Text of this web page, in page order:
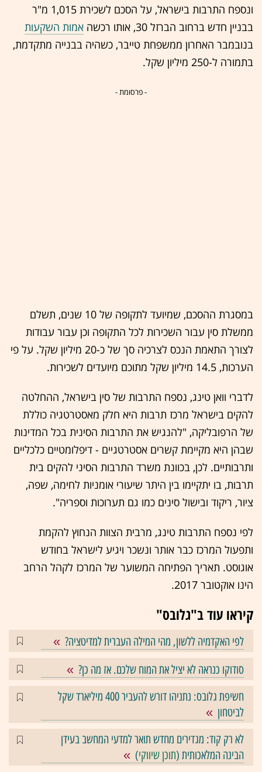
ונספח התרבות בישראל, על הסכם לשכירת 1,015 מ"ר
בבניין חדש ברחוב הברזל 30, אותו רכשה
אמות השקעות
בנובמבר האחרון ממשפחת טייבר, כשהיה בבנייה מתקדמת,
בתמורה ל-250 מיליון שקל.
- פרסומת -
במסגרת ההסכם, שמיועד לתקופה של 10 שנים, תשלם
ממשלת סין עבור השכירות לכל התקופה וכן עבור עבודות
לצורך התאמת הנכס לצרכיה סך של כ-20 מיליון שקל. על פי
הערכות, 14.5 מיליון שקל מתוכם מיועדים לשכירות.
לדברי וואן טינג, נספח התרבות של סין בישראל, ההחלטה
להקים בישראל מרכז תרבות היא חלק מאסטרטגיה כוללת
של הרפובליקה, "להנגיש את התרבות הסינית בכל המדינות
שבהן היא מקיימת קשרים אסטרטגיים - דיפלומטיים כלכליים
ותרבותיים. לכן, בכוונת משרד התרבות הסיני להקים בית
תרבות, בו יתקיימו בין היתר שיעורי אומניות לחימה, שפה,
ציור, ריקוד ובישול סינים כמו גם תערוכות וספריה".
לפי נספח התרבות טינג, מרבית הצוות הנחוץ להקמת
ותפעול המרכז כבר אותר ונשכר ויגיע לישראל בחודש
אוגוסט. תאריך הפתיחה המשוער של המרכז לקהל הרחב
הינו אוקטובר 2017.
קיראו עוד ב"גלובס"
לפי האקדמיה ללשון, מהי המילה העברית למדיטציה?
סודוקו כנראה לא יציל את המוח שלכם. אז מה כן?
חשיפת גלובס: נתניהו דורש להעביר 400 מיליארד שקל
לביטחון
לא רק קוד: מגדירים מחדש תואר למדעי המחשב בעידן
הבינה המלאכותית (תוכן שיווקי)